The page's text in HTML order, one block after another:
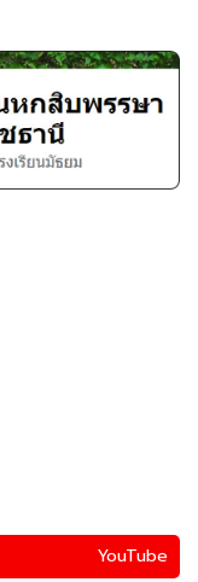
YouTube